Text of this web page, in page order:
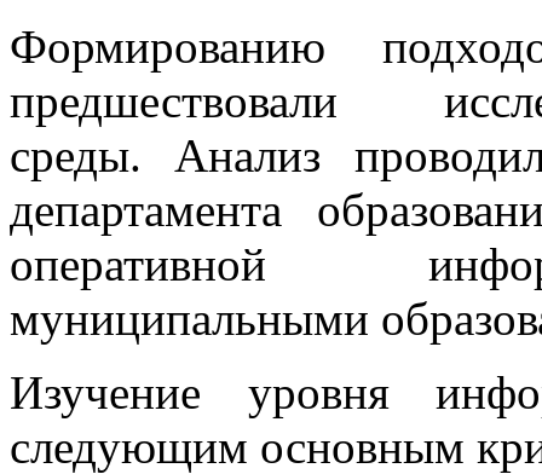
Формированию
предшествовали
среды. Анализ
департамента
оперативной
муниципальными
Изучение уровня
следующим основным